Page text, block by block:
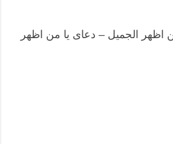
اظهر الجمیل – دعای یا من اظهر